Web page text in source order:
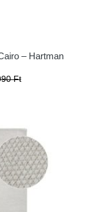
– Hartman
Ft